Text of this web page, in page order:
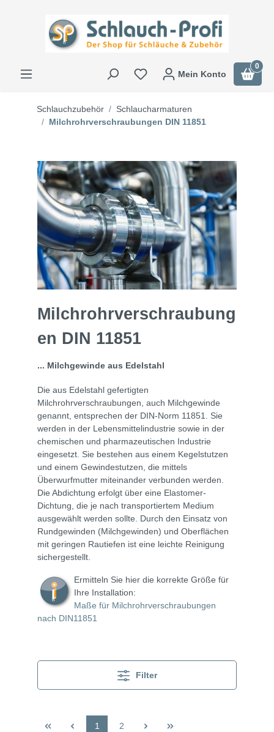
Mein Konto
0
Schlauchzubehör
Schlaucharmaturen
Milchrohrverschraubungen DIN 11851
Milchrohrverschraubung
en DIN 11851
... Milchgewinde aus Edelstahl
Die aus Edelstahl gefertigten
Milchrohrverschraubungen, auch Milchgewinde
genannt, entsprechen der DIN-Norm 11851. Sie
werden in der Lebensmittelindustrie sowie in der
chemischen und pharmazeutischen Industrie
eingesetzt. Sie bestehen aus einem Kegelstutzen
und einem Gewindestutzen, die mittels
Überwurfmutter miteinander verbunden werden.
Die Abdichtung erfolgt über eine Elastomer-
Dichtung, die je nach transportiertem Medium
ausgewählt werden sollte. Durch den Einsatz von
Rundgewinden (Milchgewinden) und Oberflächen
mit geringen Rautiefen ist eine leichte Reinigung
sichergestellt.
Ermitteln Sie hier die korrekte Größe für
Ihre Installation:
Maße für Milchrohrverschraubungen
nach DIN11851
Filter
1 2